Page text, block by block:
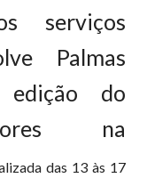
serviços
Palmas
do
na
das 13 às 17